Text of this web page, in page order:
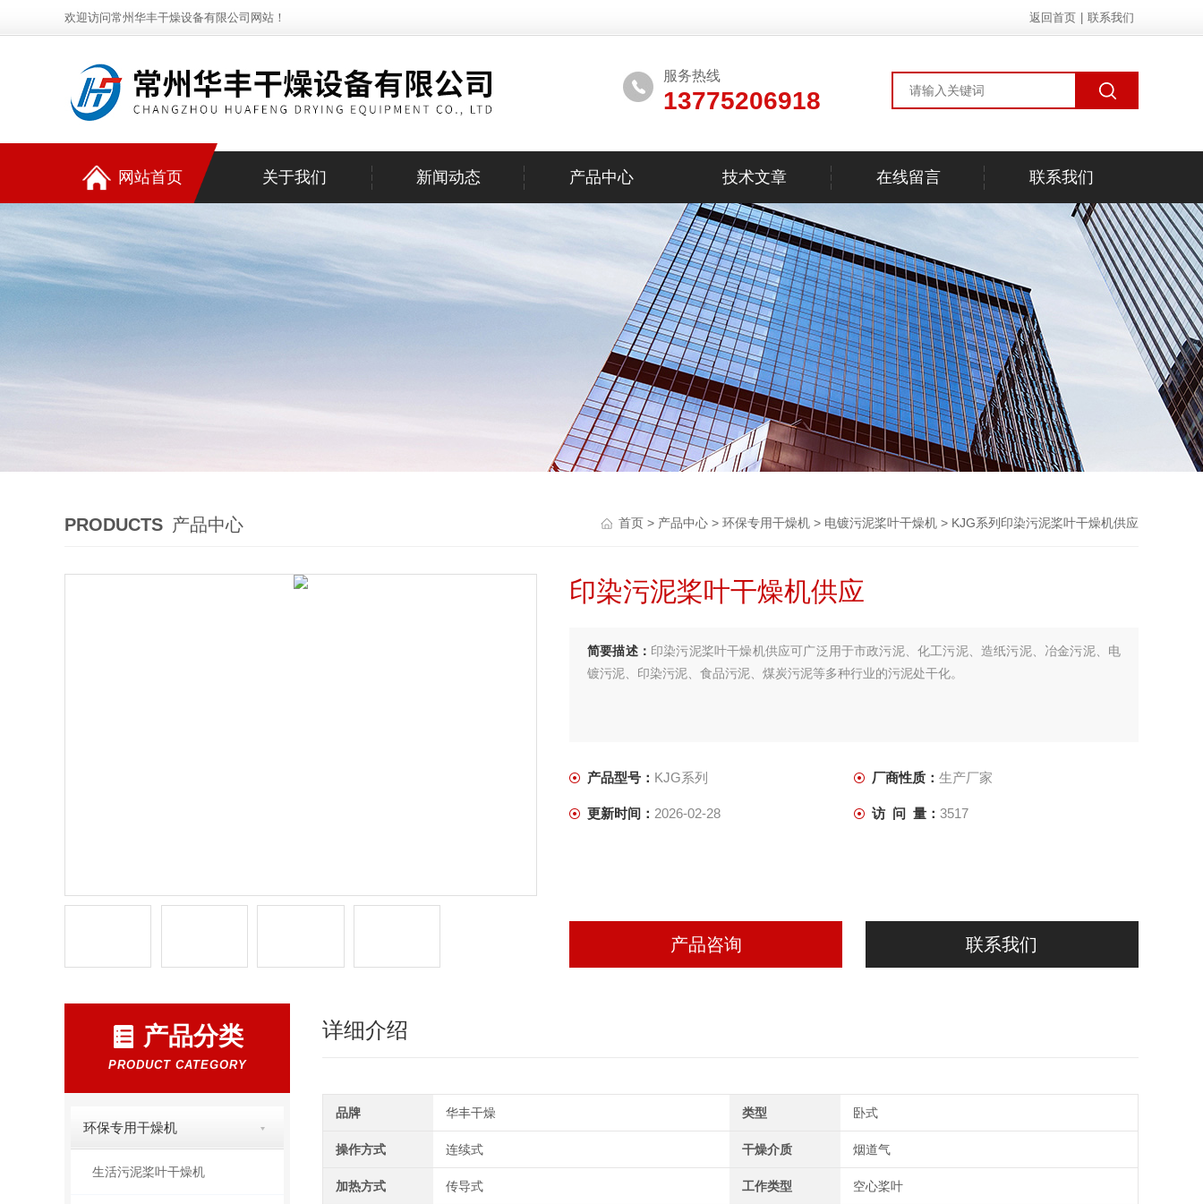
欢迎访问常州华丰干燥设备有限公司网站！ 返回首页 联系我们
服务热线
13775206918
网站首页 关于我们 新闻动态 产品中心 技术文章 在线留言 联系我们
PRODUCTS 产品中心 首页 > 产品中心 > 环保专用干燥机 > 电镀污泥桨叶干燥机 > KJG系列印染污泥桨叶干燥机供应
印染污泥桨叶干燥机供应
简要描述： 印染污泥桨叶干燥机供应可广泛用于市政污泥、化工污泥、造纸污泥、冶金污泥、电
镀污泥、印染污泥、食品污泥、煤炭污泥等多种行业的污泥处干化。
产品型号： KJG系列 厂商性质： 生产厂家
更新时间： 2026-02-28 访 问 量： 3517
产品咨询 联系我们
产品分类
PRODUCT CATEGORY
环保专用干燥机
生活污泥桨叶干燥机
详细介绍
品牌 华丰干燥 类型 卧式
操作方式 连续式 干燥介质 烟道气
加热方式 传导式 工作类型 空心桨叶